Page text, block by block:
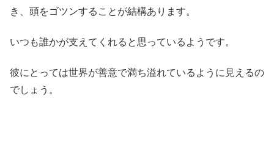
き、頭をゴツンすることが結構あります。
いつも誰かが支えてくれると思っているようです。
彼にとっては世界が善意で満ち溢れているように見えるの
でしょう。